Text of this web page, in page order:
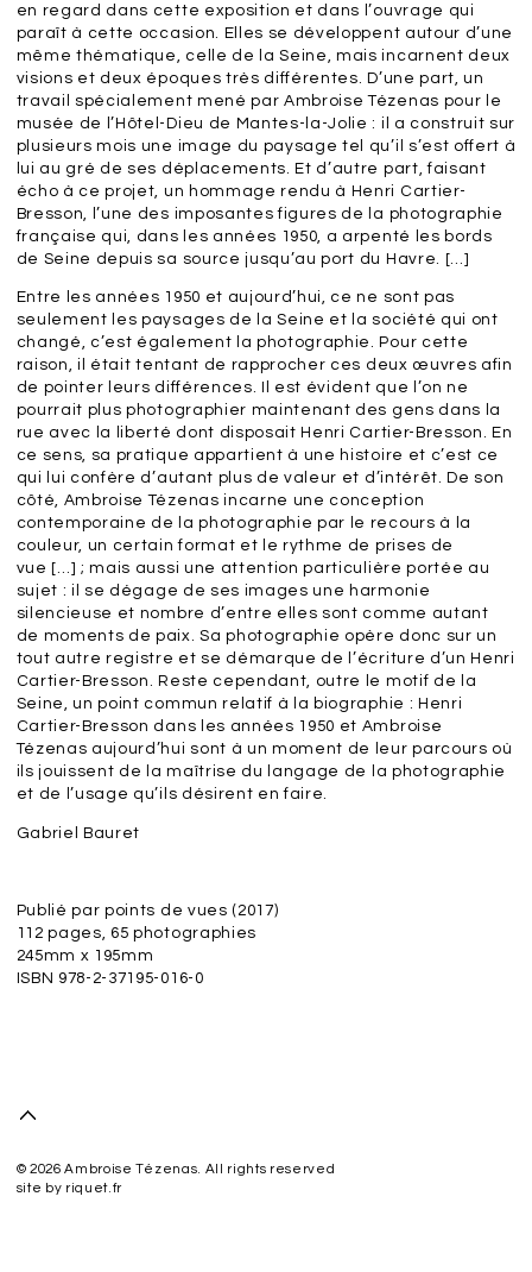
en regard dans cette exposition et dans l’ouvrage qui
paraît à cette occasion. Elles se développent autour d’une
même thématique, celle de la Seine, mais incarnent deux
visions et deux époques très différentes. D’une part, un
travail spécialement mené par Ambroise Tézenas pour le
musée de l’Hôtel-Dieu de Mantes-la-Jolie : il a construit sur
plusieurs mois une image du paysage tel qu’il s’est offert à
lui au gré de ses déplacements. Et d’autre part, faisant
écho à ce projet, un hommage rendu à Henri Cartier-
Bresson, l’une des imposantes figures de la photographie
française qui, dans les années 1950, a arpenté les bords
de Seine depuis sa source jusqu’au port du Havre. […]
Entre les années 1950 et aujourd’hui, ce ne sont pas
seulement les paysages de la Seine et la société qui ont
changé, c’est également la photographie. Pour cette
raison, il était tentant de rapprocher ces deux œuvres afin
de pointer leurs différences. Il est évident que l’on ne
pourrait plus photographier maintenant des gens dans la
rue avec la liberté dont disposait Henri Cartier-Bresson. En
ce sens, sa pratique appartient à une histoire et c’est ce
qui lui confère d’autant plus de valeur et d’intérêt. De son
côté, Ambroise Tézenas incarne une conception
contemporaine de la photographie par le recours à la
couleur, un certain format et le rythme de prises de
vue […] ; mais aussi une attention particulière portée au
sujet : il se dégage de ses images une harmonie
silencieuse et nombre d’entre elles sont comme autant
de moments de paix. Sa photographie opère donc sur un
tout autre registre et se démarque de l’écriture d’un Henri
Cartier-Bresson. Reste cependant, outre le motif de la
Seine, un point commun relatif à la biographie : Henri
Cartier-Bresson dans les années 1950 et Ambroise
Tézenas aujourd’hui sont à un moment de leur parcours où
ils jouissent de la maîtrise du langage de la photographie
et de l’usage qu’ils désirent en faire.
Gabriel Bauret
Publié par points de vues (2017)
112 pages, 65 photographies
245mm x 195mm
ISBN 978-2-37195-016-0
© 2026 Ambroise Tézenas. All rights reserved
site by riquet.fr